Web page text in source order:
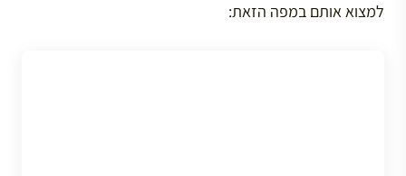
למצוא אותם במפה הזאת: